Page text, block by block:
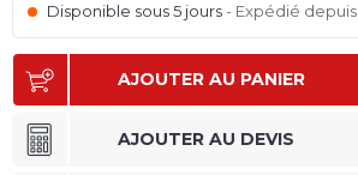
Disponible sous 5 jours
Expédié depuis
AJOUTER AU PANIER
AJOUTER AU DEVIS